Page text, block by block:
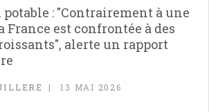
potable : "Contrairement à une
France est confrontée à des
alerte un rapport
13 MAI 2026